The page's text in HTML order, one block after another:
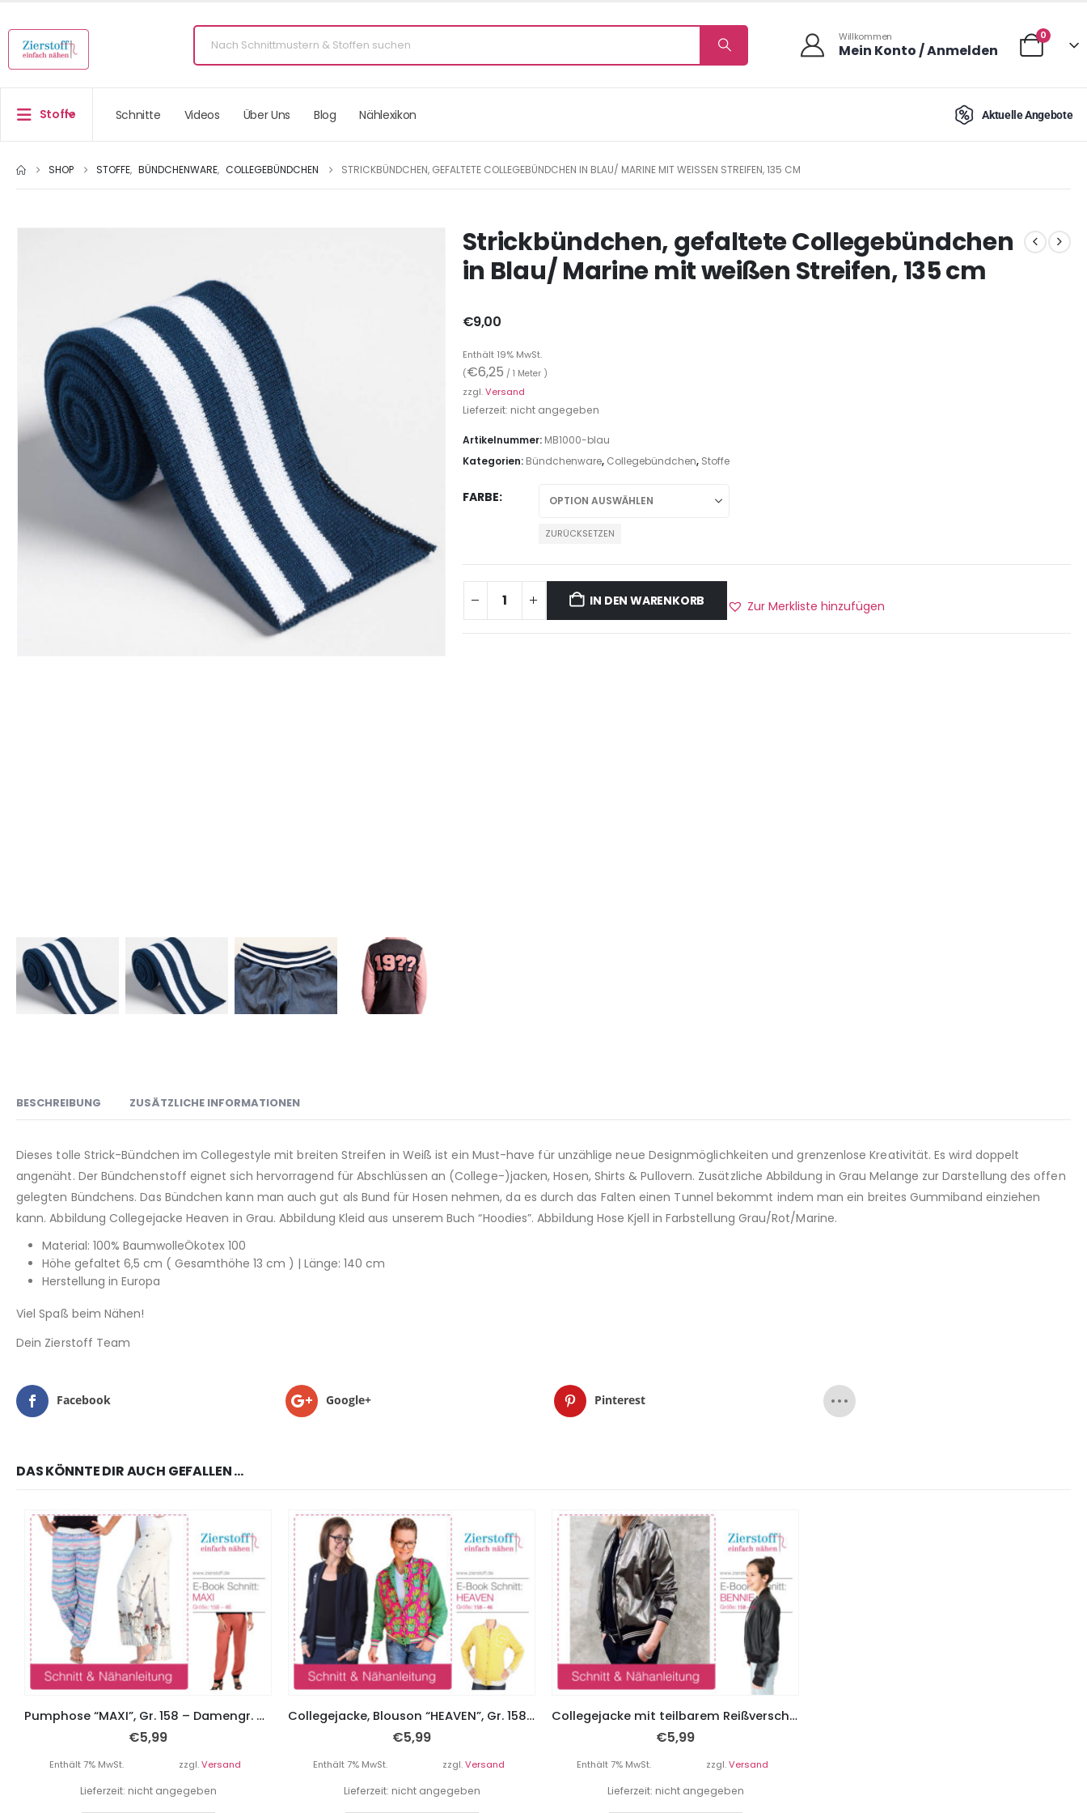
Willkommen
Mein Konto / Anmelden
0
Stoffe Schnitte Videos Über Uns Blog Nählexikon Aktuelle Angebote
SHOP STOFFE, BÜNDCHENWARE, COLLEGEBÜNDCHEN STRICKBÜNDCHEN, GEFALTETE COLLEGEBÜNDCHEN IN BLAU/ MARINE MIT WEISSEN STREIFEN, 135 CM
Strickbündchen, gefaltete Collegebündchen
in Blau/ Marine mit weißen Streifen, 135 cm
€9,00
Enthält 19% MwSt.
(€6,25 / 1 Meter )
zzgl.Versand
Lieferzeit: nicht angegeben
Artikelnummer: MB1000-blau
Kategorien: Bündchenware, Collegebündchen, Stoffe
FARBE
ZURÜCKSETZEN
IN DEN WARENKORB Zur Merkliste hinzufügen
BESCHREIBUNG ZUSÄTZLICHE INFORMATIONEN
Dieses tolle Strick-Bündchen im Collegestyle mit breiten Streifen in Weiß ist ein Must-have für unzählige neue Designmöglichkeiten und grenzenlose Kreativität. Es wird doppelt
angenäht. Der Bündchenstoff eignet sich hervorragend für Abschlüssen an (College-)jacken, Hosen, Shirts & Pullovern. Zusätzliche Abbildung in Grau Melange zur Darstellung des offen
gelegten Bündchens. Das Bündchen kann man auch gut als Bund für Hosen nehmen, da es durch das Falten einen Tunnel bekommt indem man ein breites Gummiband einziehen
kann. Abbildung Collegejacke Heaven in Grau. Abbildung Kleid aus unserem Buch “Hoodies”. Abbildung Hose Kjell in Farbstellung Grau/Rot/Marine.
Material: 100% BaumwolleÖkotex 100
Höhe gefaltet 6,5 cm ( Gesamthöhe 13 cm ) | Länge: 140 cm
Herstellung in Europa
Viel Spaß beim Nähen!
Dein Zierstoff Team
Facebook Google+ Pinterest
DAS KÖNNTE DIR AUCH GEFALLEN …
Pumphose “MAXI”, Gr. 158 – Damengr. 46 – 2 Schnitte
€5,99
Enthält 7% MwSt. zzgl.Versand
Lieferzeit: nicht angegeben
Collegejacke, Blouson “HEAVEN”, Gr. 158 – Damengr. 46
€5,99
Enthält 7% MwSt. zzgl.Versand
Lieferzeit: nicht angegeben
Collegejacke mit teilbarem Reißverschluss “Bennie”, Gr. 158 – Damengr. 46
€5,99
Enthält 7% MwSt. zzgl.Versand
Lieferzeit: nicht angegeben